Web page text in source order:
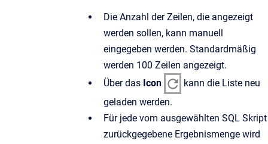
Die Anzahl der Zeilen, die angezeigt
werden sollen, kann manuell
eingegeben werden. Standardmäßig
werden 100 Zeilen angezeigt.
Über das Icon
kann die Liste neu
geladen werden.
Für jede vom ausgewählten SQL Skript
zurückgegebene Ergebnismenge wird